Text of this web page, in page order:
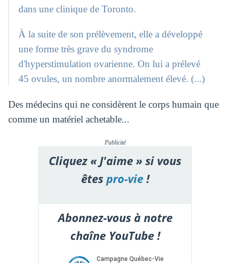
dans une clinique de Toronto.
À la suite de son prélèvement, elle a développé
une forme très grave du syndrome
d'hyperstimulation ovarienne. On lui a prélevé
45 ovules, un nombre anormalement élevé. (...)
Des médecins qui ne considèrent le corps humain que
comme un matériel achetable...
Publicité
Cliquez « J'aime » si vous
êtespro-vie!
Abonnez-vous à notre
chaîne YouTube !